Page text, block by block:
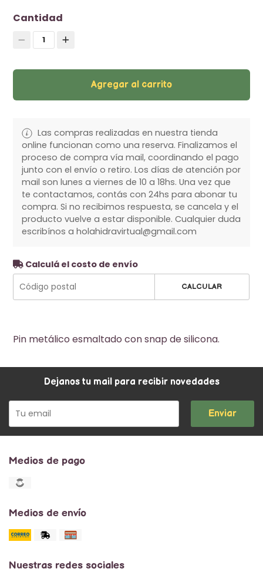
Cantidad
1
Agregar al carrito
Las compras realizadas en nuestra tienda
online funcionan como una reserva. Finalizamos el
proceso de compra vía mail, coordinando el pago
junto con el envío o retiro. Los días de atención por
mail son lunes a viernes de 10 a 18hs. Una vez que
te contactamos, contás con 24hs para abonar tu
compra. Si no recibimos respuesta, se cancela y el
producto vuelve a estar disponible. Cualquier duda
escribínos a holahidravirtual@gmail.com
Calculá el costo de envío
CALCULAR
Pin metálico esmaltado con snap de silicona.
Dejanos tu mail para recibir novedades
Enviar
Medios de pago
Medios de envío
Nuestras redes sociales